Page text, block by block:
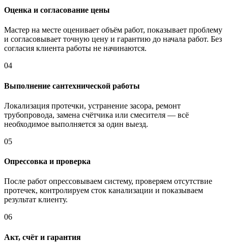
Оценка и согласование цены
Мастер на месте оценивает объём работ, показывает проблему
и согласовывает точную цену и гарантию до начала работ. Без
согласия клиента работы не начинаются.
04
Выполнение сантехнической работы
Локализация протечки, устранение засора, ремонт
трубопровода, замена счётчика или смесителя — всё
необходимое выполняется за один выезд.
05
Опрессовка и проверка
После работ опрессовываем систему, проверяем отсутствие
протечек, контролируем сток канализации и показываем
результат клиенту.
06
Акт, счёт и гарантия